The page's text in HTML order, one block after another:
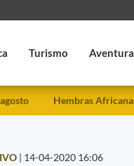
Turismo Aventura
Hembras
| 14-04-2020 16:06